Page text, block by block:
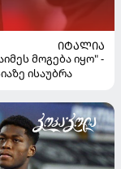
ᲘᲢᲐᲚᲘᲐ
მოგება იყო" -
ისაუბრა